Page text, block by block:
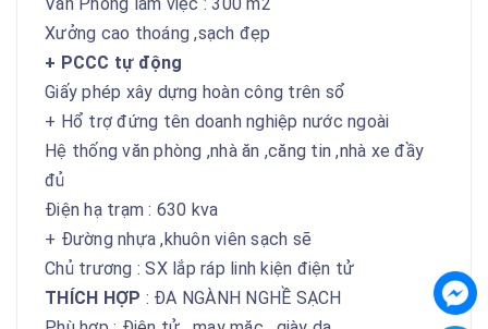
Xưởng cao thoáng ,sạch đẹp
+ PCCC tự động
Giấy phép xây dựng hoàn công trên sổ
+ Hổ trợ đứng tên doanh nghiệp nước ngoài
Hệ thống văn phòng ,nhà ăn ,căng tin ,nhà xe đầy
đủ
Điện hạ trạm : 630 kva
+ Đường nhựa ,khuôn viên sạch sẽ
Chủ trương : SX lắp ráp linh kiện điện tử
THÍCH HỢP : ĐA NGÀNH NGHỀ SẠCH